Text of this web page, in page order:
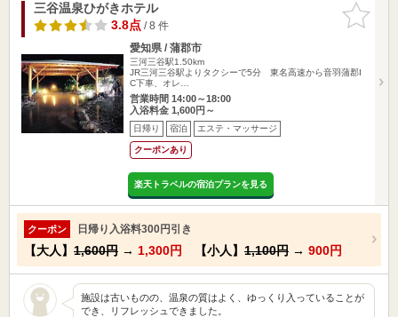
お気に入
りに追加
三谷温泉ひがきホテル
3.8点/ 8 件
愛知県 / 蒲郡市
三河三谷駅1.50km
JR三河三谷駅よりタクシーで5分 東名高速から音羽蒲郡I
C下車、オレ…
営業時間 14:00～18:00
入浴料金 1,600円～
日帰り 宿泊 エステ・マッサージ
クーポンあり
楽天トラベルの宿泊プランを見る
クーポン 日帰り入浴料300円引き
【大人】 1,600円 → 1,300円 【小人】 1,100円 → 900円
施設は古いものの、温泉の質はよく、ゆっくり入っていることが
でき、リフレッシュできました。